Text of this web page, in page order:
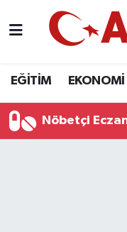
EĞİTİM EKONOMİ
Nöbetçi